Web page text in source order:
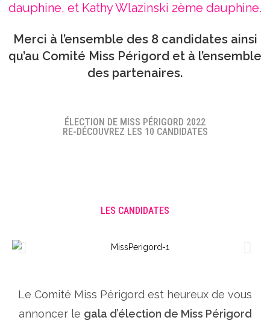
dauphine, et Kathy Wlazinski 2ème dauphine.
Merci à l’ensemble des 8 candidates ainsi
qu’au Comité Miss Périgord et à l’ensemble
des partenaires.
ÉLECTION DE MISS PÉRIGORD 2022
RE-DÉCOUVREZ LES 10 CANDIDATES
LES CANDIDATES
Le Comité Miss Périgord est heureux de vous
annoncer le gala d’élection de Miss Périgord